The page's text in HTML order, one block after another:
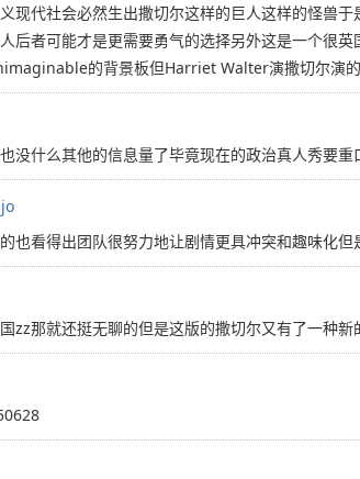
现代社会必然生出撒切尔这样的巨人这样的怪兽
后者可能才是更需要勇气的选择另外这是一个很
的背景板但Harriet Walter演撒切尔演
没什么其他的信息量了毕竟现在的政治真人秀要重
也看得出团队很努力地让剧情更具冲突和趣味化
zz那就还挺无聊的但是这版的撒切尔又有了一种新